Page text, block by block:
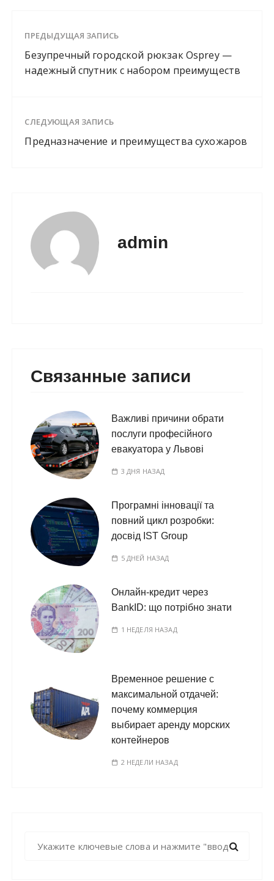
ПРЕДЫДУЩАЯ ЗАПИСЬ
Безупречный городской рюкзак Osprey —
надежный спутник с набором преимуществ
СЛЕДУЮЩАЯ ЗАПИСЬ
Предназначение и преимущества сухожаров
admin
Связанные записи
Важливі причини обрати
послуги професійного
евакуатора у Львові
3 ДНЯ НАЗАД
Програмні інновації та
повний цикл розробки:
досвід IST Group
5 ДНЕЙ НАЗАД
Онлайн-кредит через
BankID: що потрібно знати
1 НЕДЕЛЯ НАЗАД
Временное решение с
максимальной отдачей:
почему коммерция
выбирает аренду морских
контейнеров
2 НЕДЕЛИ НАЗАД